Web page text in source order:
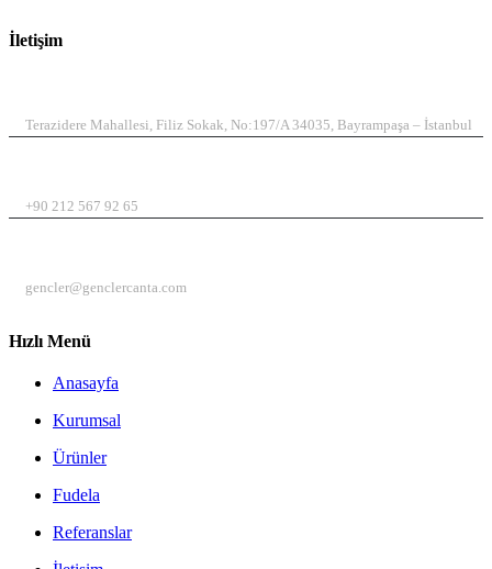
İletişim
Terazidere Mahallesi, Filiz Sokak, No:197/A 34035, Bayrampaşa – İstanbul
+90 212 567 92 65
gencler@genclercanta.com
Hızlı Menü
Anasayfa
Kurumsal
Ürünler
Fudela
Referanslar